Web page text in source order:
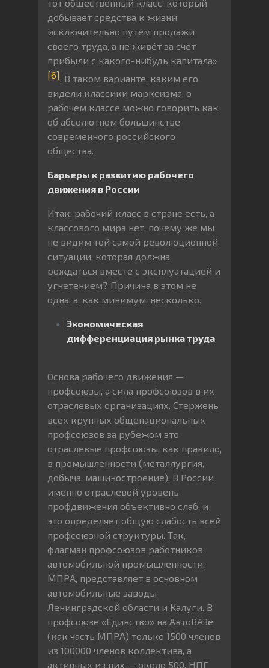
тот общественный класс, который
добывает средства к жизни
исключительно путём продажи
своего труда, а не живёт за счёт
прибыли с какого-нибудь капитала»
[6]. В таком варианте, каким его
видели классики марксизма, о
рабочем классе можно говорить как
об абсолютном большинстве
современного российского
общества.
Барьеры к развитию рабочего
движения в России
Итак, рабочий класс в стране есть, а
классового мира нет, почему же мы
не видим той самой революционной
ситуации, которая должна
рождаться вместе с эксплуатацией и
угнетением? Причина в этом не
одна, а, как минимум, несколько.
Экономическая
дифференциация рынка труда
Основа рабочего движения —
профсоюзы, а сила профсоюзов в их
отраслевых организациях. Стержень
всех крупных общенациональных
профсоюзов за рубежом это
отраслевые профсоюзы, как правило,
в промышленности (металлургия,
добыча, машиностроение). В России
именно отраслевой уровень
профдвижения объективно слаб, и
это определяет общую слабость всей
профсоюзной структуры. Так,
флагман профсоюзов работников
автомобильной промышленности,
МПРА, представляет в основном
автомобильные заводы
Ленинградской области и Калуги. В
профсоюзе «Единство» на АвтоВАЗе
(как часть МПРА) только 1500 членов
из 100000 членов коллектива, а
активных из них — около 500. НПГ